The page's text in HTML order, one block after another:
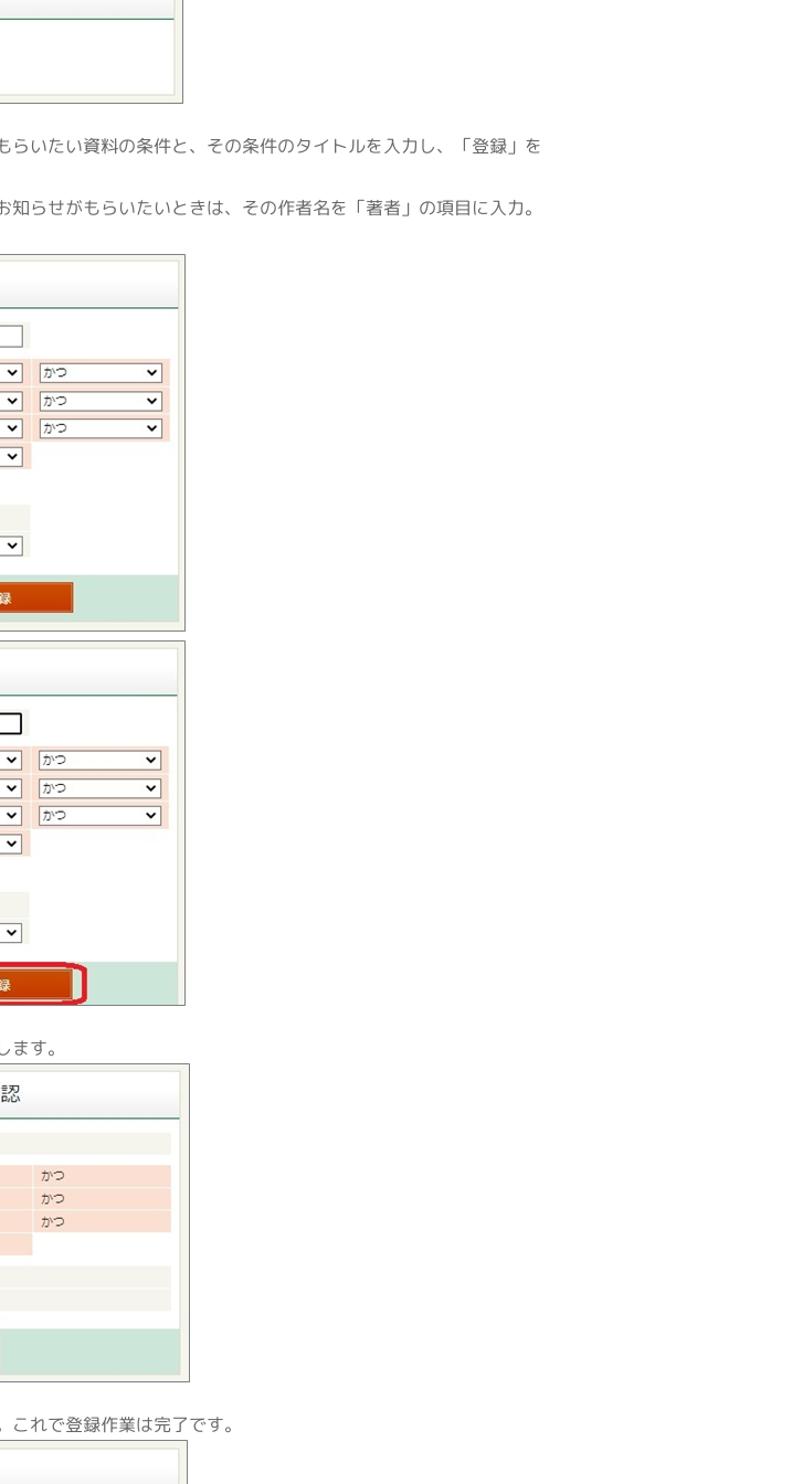
らいたい資料の条件と、その条件のタイトルを入力し、「登録」を
らせがもらいたいときは、その作者名を「著者」の項目に入力。
す。
れで登録作業は完了です。